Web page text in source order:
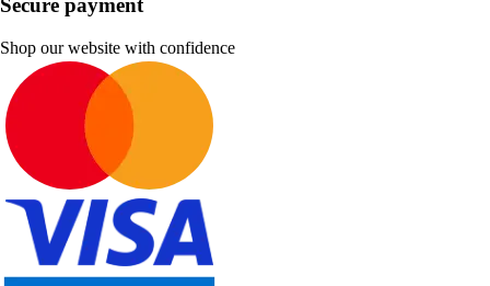
Secure payment
Shop our website with confidence